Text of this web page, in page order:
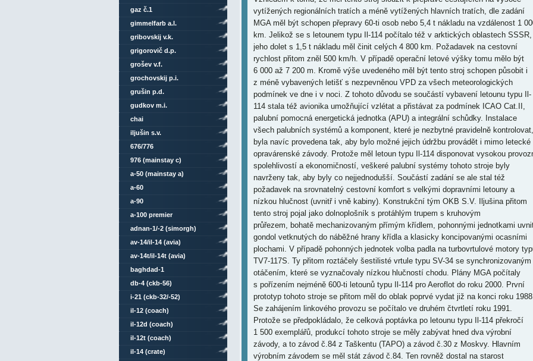
vytížených regionálních tratích a méně vytížených hlavních tratích, dle zadání
MGA měl být schopen přepravy 60-ti osob nebo 5,4 t nákladu na vzdálenost 1
km. Jelikož se s letounem typu Il-114 počítalo též v arktických oblastech SSSR,
jeho dolet s 1,5 t nákladu měl činit celých 4 800 km. Požadavek na cestovní
rychlost přitom zněl 500 km/h. V případě operační letové výšky tomu mělo být
6 000 až 7 200 m. Kromě výše uvedeného měl být tento stroj schopen působit i
z méně vybavených letišť s nezpevněnou VPD za všech meteorologických
podmínek ve dne i v noci. Z tohoto důvodu se součástí vybavení letounu typu Il-
114 stala též avionika umožňující vzlétat a přistávat za podmínek ICAO Cat.II,
palubní pomocná energetická jednotka (APU) a integrální schůdky. Instalace
všech palubních systémů a komponent, které je nezbytné pravidelně kontrolovat,
byla navíc provedena tak, aby bylo možné jejich údržbu provádět i mimo letecké
opravárenské závody. Protože měl letoun typu Il-114 disponovat vysokou
spolehlivostí a ekonomičností, veškeré palubní systémy tohoto stroje byly
navrženy tak, aby byly co nejjednodušší. Součástí zadání se ale stal též
požadavek na srovnatelný cestovní komfort s velkými dopravními letouny a
nízkou hlučnost (uvnitř i vně kabiny). Konstrukční tým OKB S.V. Iljušina přitom
tento stroj pojal jako dolnoplošník s protáhlým trupem s kruhovým
průřezem, bohatě mechanizovaným přímým křídlem, pohonnými jednotkami
gondol vetknutých do náběžné hrany křídla a klasicky koncipovanými ocasními
plochami. V případě pohonných jednotek volba padla na turbovrtulové motory
TV7-117S. Ty přitom roztáčely šestilisté vrtule typu SV-34 se synchronizovaným
otáčením, které se vyznačovaly nízkou hlučností chodu. Plány MGA počítaly
s pořízením nejméně 600-ti letounů typu Il-114 pro Aeroflot do roku 2000. První
prototyp tohoto stroje se přitom měl do oblak poprvé vydat již na konci roku
Se zahájením linkového provozu se počítalo ve druhém čtvrtletí roku 1991.
Protože se předpokládalo, že celková poptávka po letounu typu Il-114 překročí
1 500 exemplářů, produkcí tohoto stroje se měly zabývat hned dva výrobní
závody, a to závod č.84 z Taškentu (TAPO) a závod č.30 z Moskvy. Hlavním
výrobním závodem se měl stát závod č.84. Ten rovněž dostal na starost
gaz č.1
gimmelfarb a.l.
gribovskij v.k.
grigorovič d.p.
grošev v.f.
grochovskij p.i.
grušin p.d.
gudkov m.i.
chai
iljušin s.v.
676/776
976 (mainstay c)
a-50 (mainstay a)
a-60
a-90
a-100 premier
adnan-1/-2 (simorgh)
av-14/il-14 (avia)
av-14t/il-14t (avia)
baghdad-1
db-4 (ckb-56)
i-21 (ckb-32/-52)
il-12 (coach)
il-12d (coach)
il-12t (coach)
il-14 (crate)